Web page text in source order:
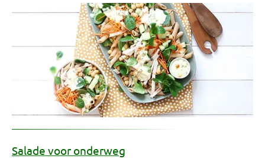
Salade voor onderweg